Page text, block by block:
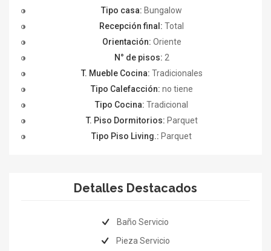
Tipo casa: Bungalow
Recepción final: Total
Orientación: Oriente
N° de pisos: 2
T. Mueble Cocina: Tradicionales
Tipo Calefacción: no tiene
Tipo Cocina: Tradicional
T. Piso Dormitorios: Parquet
Tipo Piso Living.: Parquet
Detalles Destacados
Baño Servicio
Pieza Servicio